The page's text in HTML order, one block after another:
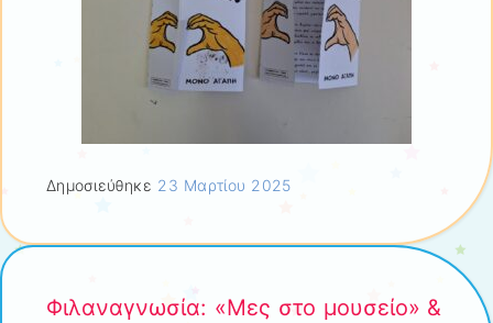
Δημοσιεύθηκε 23 Μαρτίου 2025
Φιλαναγνωσία: «Μες στο μουσείο» &